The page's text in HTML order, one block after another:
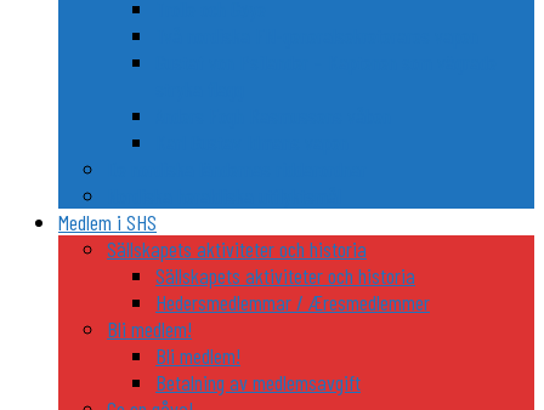
Medlem i SHS
Sällskapets aktiviteter och historia
Sällskapets aktiviteter och historia
Hedersmedlemmar / Æresmedlemmer
Bli medlem!
Bli medlem!
Betalning av medlemsavgift